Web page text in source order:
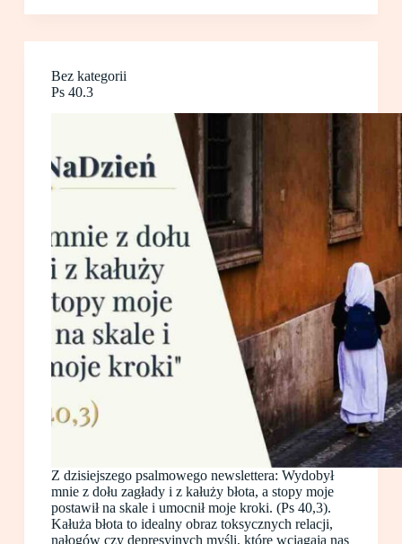
Bez kategorii
Ps 40.3
Z dzisiejszego psalmowego newslettera: Wydobył
mnie z dołu zagłady i z kałuży błota, a stopy moje
postawił na skale i umocnił moje kroki. (Ps 40,3).
Kałuża błota to idealny obraz toksycznych relacji,
nałogów czy depresyjnych myśli, które wciągają nas